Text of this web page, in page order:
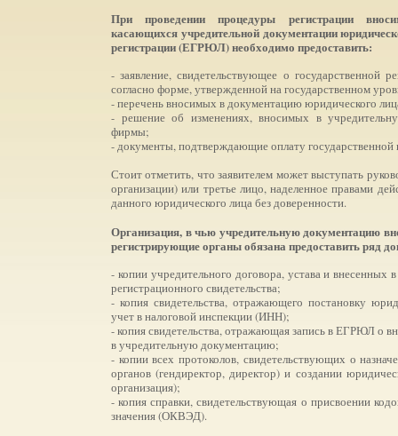
При проведении процедуры регистрации
касающихся учредительной документации
регистрации (ЕГРЮЛ) необходимо предоставить:
- заявление, свидетельствующее о государственной
согласно форме, утвержденной на государственном
- перечень вносимых в документацию юридического
- решение об изменениях, вносимых в
фирмы;
- документы, подтверждающие оплату
Стоит отметить, что заявителем может выступать
организации) или третье лицо, наделенное правами
данного юридического лица без доверенности.
Организация, в чью учредительную документацию
регистрирующие органы обязана предоставить ряд
- копии учредительного договора, устава и внесенных
регистрационного свидетельства;
- копия свидетельства, отражающего постановку
учет в налоговой инспекции (ИНН);
- копия свидетельства, отражающая запись в ЕГРЮЛ о
в учредительную документацию;
- копии всех протоколов, свидетельствующих о
органов (гендиректор, директор) и создании
организация);
- копия справки, свидетельствующая о присвоении
значения (ОКВЭД).